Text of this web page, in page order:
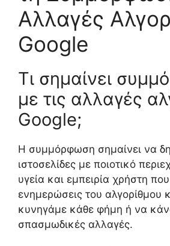
Αλλαγές
Google
Τι σημαίνει
με τις αλλαγές
Google;
Η συμμόρφωση σημαίνει να
ιστοσελίδες με ποιοτικό
υγεία και εμπειρία χρήστη
ενημερώσεις του αλγορίθμου
κυνηγάμε κάθε φήμη ή να
σπασμωδικές αλλαγές.